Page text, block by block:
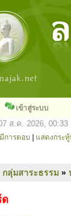
เข้าสู่ระบบ
ส.ค. 2026, 00:33
การตอบ แสดงกระ
กลุ่มสาระธรรม »
ด